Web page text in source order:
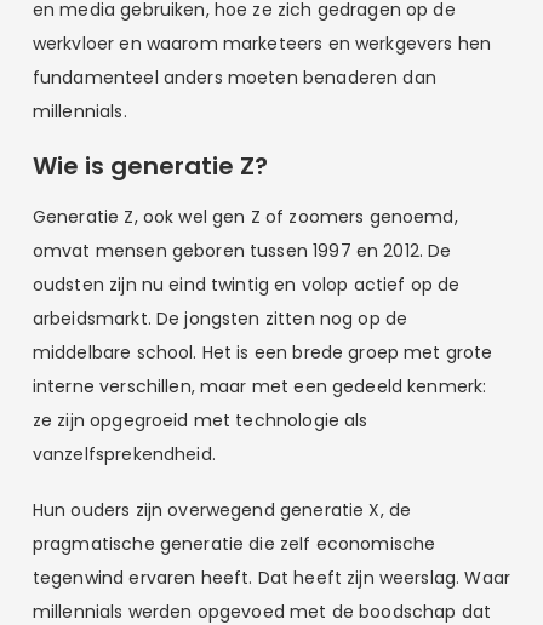
en media gebruiken, hoe ze zich gedragen op de
werkvloer en waarom marketeers en werkgevers hen
fundamenteel anders moeten benaderen dan
millennials.
Wie is generatie Z?
Generatie Z, ook wel gen Z of zoomers genoemd,
omvat mensen geboren tussen 1997 en 2012. De
oudsten zijn nu eind twintig en volop actief op de
arbeidsmarkt. De jongsten zitten nog op de
middelbare school. Het is een brede groep met grote
interne verschillen, maar met een gedeeld kenmerk:
ze zijn opgegroeid met technologie als
vanzelfsprekendheid.
Hun ouders zijn overwegend generatie X, de
pragmatische generatie die zelf economische
tegenwind ervaren heeft. Dat heeft zijn weerslag. Waar
millennials werden opgevoed met de boodschap dat